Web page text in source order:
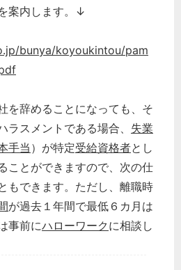
案内します。↓
bunya/koyoukintou/pam
を辞めることになっても、そ
ラスメントである場合、 失業
手当 ）が特定受給資格者とし
ことができますので、次の仕
もできます。ただし、離職時
が過去１年間で最低６カ月は
事前にハローワーク に相談し